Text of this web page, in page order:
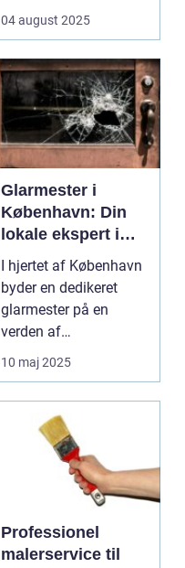
ressourceudnyttelse
bliver spe...
04 august 2025
Glarmester i
København: Din
lokale ekspert i
glasløsninger
I hjertet af København
byder en dedikeret
glarmester på en
verden af
glasløsning...
10 maj 2025
Professionel
malerservice til